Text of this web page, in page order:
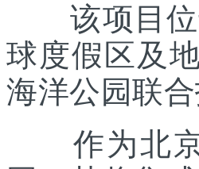
该项目位
球度假区及
海洋公园联
作为北京